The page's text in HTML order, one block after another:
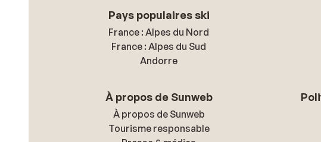
Pays populaires ski
France : Alpes du Nord
France : Alpes du Sud
Andorre
À propos de Sunweb
À propos de Sunweb
Tourisme responsable